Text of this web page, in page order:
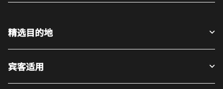
精选目的地
宾客适用